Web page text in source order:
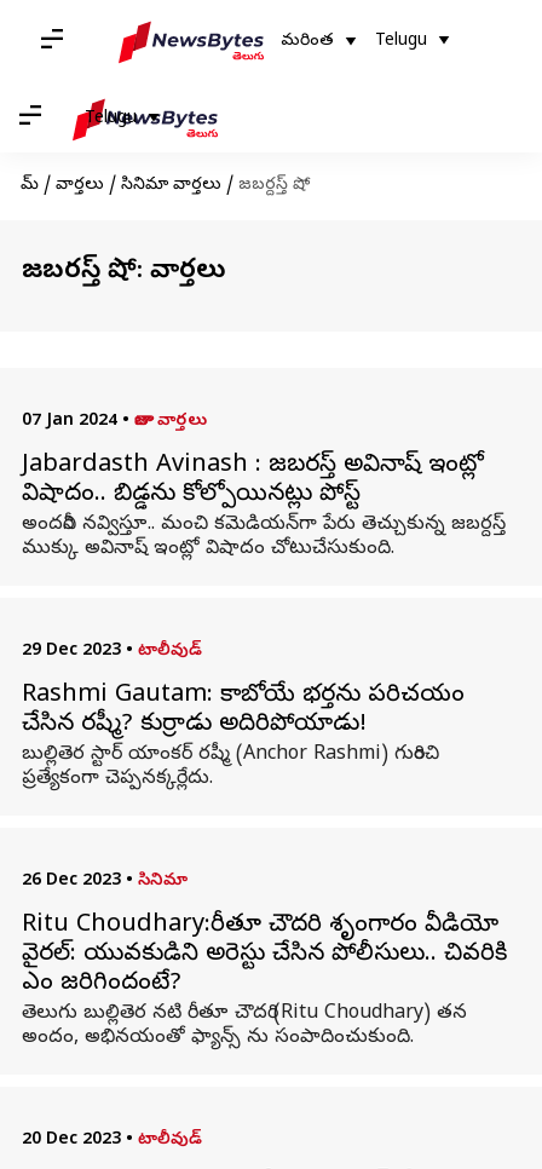
మరింత Telugu
Telugu
హోమ్ / వార్తలు / సినిమా వార్తలు / జబర్దస్త్ షో
జబర్దస్త్ షో: వార్తలు
07 Jan 2024 • తాజా వార్తలు
Jabardasth Avinash : జబర్దస్త్ అవినాష్ ఇంట్లో
విషాదం.. బిడ్డను కోల్పోయినట్లు పోస్ట్
అందరినీ నవ్విస్తూ.. మంచి కమెడియన్‌గా పేరు తెచ్చుకున్న జబర్దస్త్
ముక్కు అవినాష్ ఇంట్లో విషాదం చోటుచేసుకుంది.
29 Dec 2023 • టాలీవుడ్
Rashmi Gautam: కాబోయే భర్తను పరిచయం
చేసిన రష్మీ? కుర్రాడు అదిరిపోయాడు!
బుల్లితెర స్టార్ యాంకర్ రష్మీ (Anchor Rashmi) గురించి
ప్రత్యేకంగా చెప్పనక్కర్లేదు.
26 Dec 2023 • సినిమా
Ritu Choudhary:రీతూ చౌదరి శృంగారం వీడియో
వైరల్: యువకుడిని అరెస్టు చేసిన పోలీసులు.. చివరికి
ఎం జరిగిందంటే?
తెలుగు బుల్లితెర నటి రీతూ చౌదరి (Ritu Choudhary) తన
అందం, అభినయంతో ఫ్యాన్స్ ను సంపాదించుకుంది.
20 Dec 2023 • టాలీవుడ్